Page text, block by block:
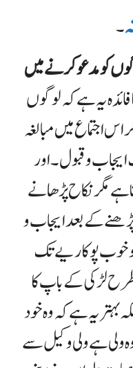
۔
کو مدعو کرنے میں
یہ ہے کہ لوگوں
اجتماع میں مبالغہ
و قبول ۔ اور
ہے مگرنکاح پڑھانے
کے بعد ایجاب و
خوب پوکاریے تک
لڑکی کے باپ کا
یہ ہے کہ وہ خود
وہ ولی ہے ولی وکیل سے